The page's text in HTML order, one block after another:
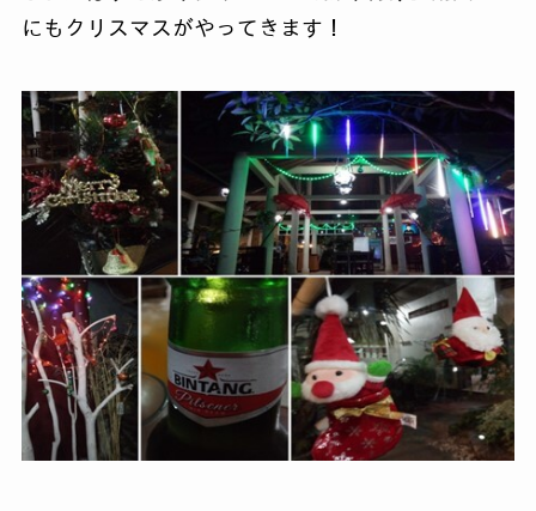
にもクリスマスがやってきます！